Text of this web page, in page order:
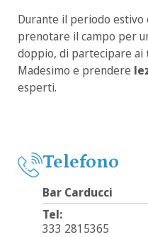
Durante il periodo estivo
prenotare il campo per
doppio, di partecipare ai
Madesimo e prendere
esperti.
Telefono
Bar Carducci
Tel:
333 2815365